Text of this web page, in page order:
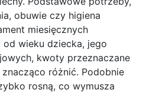
obuwie czy higiena
miesięcznych
wieku dziecka, jego
kwoty przeznaczane
różnić. Podobnie
rosną, co wymusza